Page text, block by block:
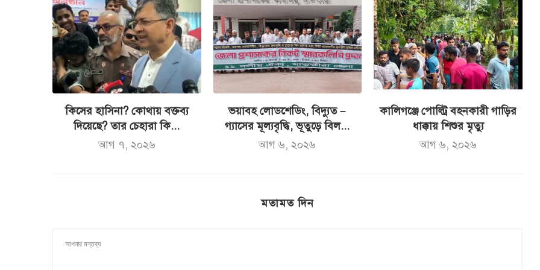
কিসের হাসিনা? কোথায় বক্তব্য
দিয়েছে? তার চেহারা কি...
আগ ৭, ২০২৬
ভয়াবহ লোডশেডিং, বিদ্যুত –
গ্যাসের মূল্যবৃদ্ধি, ভূতুড়ে বিল...
আগ ৬, ২০২৬
কালিগঞ্জে পোল্ট্রি বহনকারী গাড়ির
ধাক্কায় শিশুর মৃত্যু
আগ ৬, ২০২৬
মতামত দিন